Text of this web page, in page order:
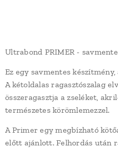
Ultrabond PRIMER -
Ez egy savmentes
A kétoldalas ragasztószalag
összeragasztja a zseléket,
természetes körömlemezzel.
A Primer egy megbízható
előtt ajánlott. Felhordás után